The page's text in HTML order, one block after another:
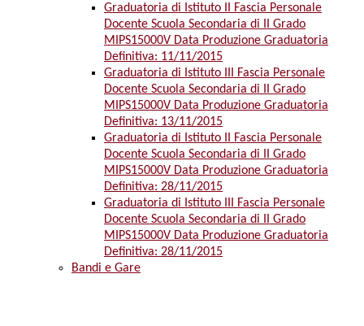
Graduatoria di Istituto II Fascia Personale
Docente Scuola Secondaria di II Grado
MIPS15000V Data Produzione Graduatoria
Definitiva: 11/11/2015
Graduatoria di Istituto III Fascia Personale
Docente Scuola Secondaria di II Grado
MIPS15000V Data Produzione Graduatoria
Definitiva: 13/11/2015
Graduatoria di Istituto II Fascia Personale
Docente Scuola Secondaria di II Grado
MIPS15000V Data Produzione Graduatoria
Definitiva: 28/11/2015
Graduatoria di Istituto III Fascia Personale
Docente Scuola Secondaria di II Grado
MIPS15000V Data Produzione Graduatoria
Definitiva: 28/11/2015
Bandi e Gare